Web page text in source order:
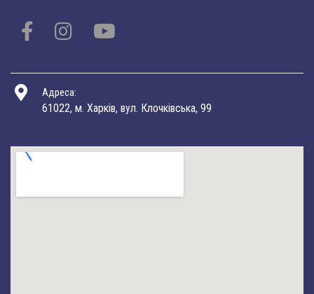
Адреса:
61022, м. Харків, вул. Клочківська, 99